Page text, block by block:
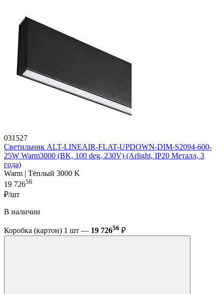
031527
Светильник ALT-LINEAIR-FLAT-UPDOWN-DIM-S2094-600-
25W Warm3000 (BK, 100 deg, 230V) (Arlight, IP20 Металл, 3
года)
Warm | Тёплый 3000 K
19 72656
₽/шт
В наличии
Коробка (картон) 1 шт — 19 72656 ₽